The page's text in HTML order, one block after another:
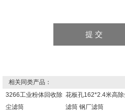
相关同类产品：
3266工业粉体回收除
尘滤筒
花板孔162*2.4米高除
滤筒 钢厂滤筒